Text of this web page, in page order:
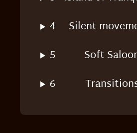
4 Silent
5 Soft
6